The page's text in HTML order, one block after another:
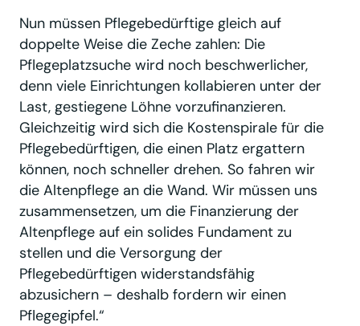
Nun müssen Pflegebedürftige gleich auf
doppelte Weise die Zeche zahlen: Die
Pflegeplatzsuche wird noch beschwerlicher,
denn viele Einrichtungen kollabieren unter der
Last, gestiegene Löhne vorzufinanzieren.
Gleichzeitig wird sich die Kostenspirale für die
Pflegebedürftigen, die einen Platz ergattern
können, noch schneller drehen. So fahren wir
die Altenpflege an die Wand. Wir müssen uns
zusammensetzen, um die Finanzierung der
Altenpflege auf ein solides Fundament zu
stellen und die Versorgung der
Pflegebedürftigen widerstandsfähig
abzusichern – deshalb fordern wir einen
Pflegegipfel.“